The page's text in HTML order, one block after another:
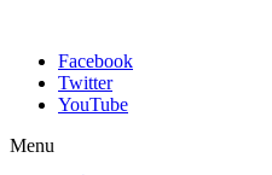
Facebook
Twitter
YouTube
Menu